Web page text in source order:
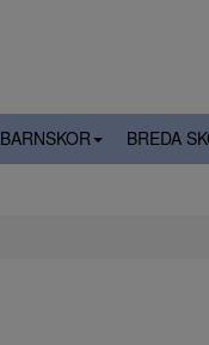
BARNSKOR BREDA